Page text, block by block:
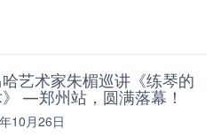
艺术家朱楣巡讲《练琴的
—郑州站，圆满落幕！
10月26日